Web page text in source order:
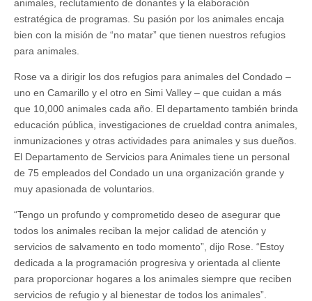
animales, reclutamiento de donantes y la elaboración
estratégica de programas. Su pasión por los animales encaja
bien con la misión de “no matar” que tienen nuestros refugios
para animales.
Rose va a dirigir los dos refugios para animales del Condado –
uno en Camarillo y el otro en Simi Valley – que cuidan a más
que 10,000 animales cada año. El departamento también brinda
educación pública, investigaciones de crueldad contra animales,
inmunizaciones y otras actividades para animales y sus dueños.
El Departamento de Servicios para Animales tiene un personal
de 75 empleados del Condado un una organización grande y
muy apasionada de voluntarios.
“Tengo un profundo y comprometido deseo de asegurar que
todos los animales reciban la mejor calidad de atención y
servicios de salvamento en todo momento”, dijo Rose. “Estoy
dedicada a la programación progresiva y orientada al cliente
para proporcionar hogares a los animales siempre que reciben
servicios de refugio y al bienestar de todos los animales”.